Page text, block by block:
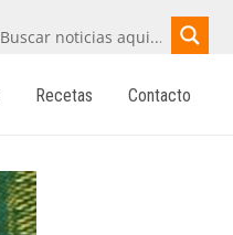
Recetas Contacto